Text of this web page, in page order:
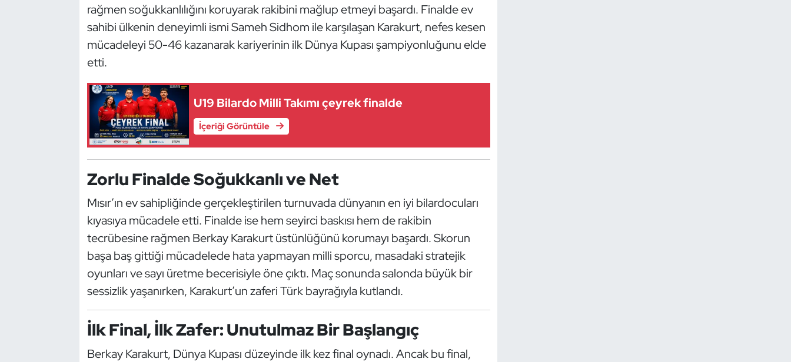
rağmen soğukkanlılığını koruyarak rakibini mağlup etmeyi başardı. Finalde ev
sahibi ülkenin deneyimli ismi Sameh Sidhom ile karşılaşan Karakurt, nefes kesen
mücadeleyi 50-46 kazanarak kariyerinin ilk Dünya Kupası şampiyonluğunu elde
etti.
U19 Bilardo Milli Takımı çeyrek finalde
İçeriği Görüntüle
Zorlu Finalde Soğukkanlı ve Net
Mısır’ın ev sahipliğinde gerçekleştirilen turnuvada dünyanın en iyi bilardocuları
kıyasıya mücadele etti. Finalde ise hem seyirci baskısı hem de rakibin
tecrübesine rağmen Berkay Karakurt üstünlüğünü korumayı başardı. Skorun
başa baş gittiği mücadelede hata yapmayan milli sporcu, masadaki stratejik
oyunları ve sayı üretme becerisiyle öne çıktı. Maç sonunda salonda büyük bir
sessizlik yaşanırken, Karakurt’un zaferi Türk bayrağıyla kutlandı.
İlk Final, İlk Zafer: Unutulmaz Bir Başlangıç
Berkay Karakurt, Dünya Kupası düzeyinde ilk kez final oynadı. Ancak bu final,
İşitme Engelli Sporcular
Judo ve Kuraş
Kano ve Rafting